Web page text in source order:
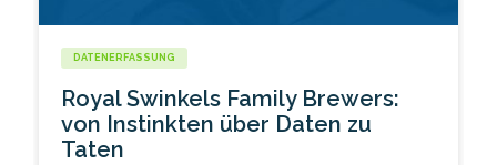
DATENERFASSUNG
Royal Swinkels Family Brewers:
von Instinkten über Daten zu
Taten